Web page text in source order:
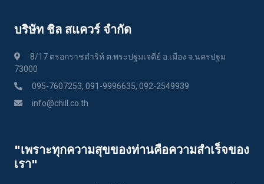
บริษัท ชิล สแควร์ จำกัด
8/17 ตรอกราชดำริห์ ต.พระปฐมเจดีย์ อ.เมือง จ.นครปฐม
73000
095-7607253, 091-9996635, 092-2549939
info@chill.co.th
"เพราะทุกความสุขของท่านคือความสําเร็จของ
เรา"